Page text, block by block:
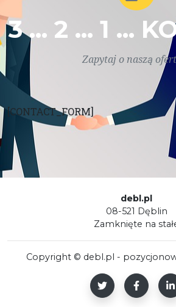
3 ... 2 ... 1 ...
Zapytaj o naszą
[CONTACT_FORM]
debl.pl
08-521 Dęblin
Zamknięte na stał
Copyright © debl.pl -